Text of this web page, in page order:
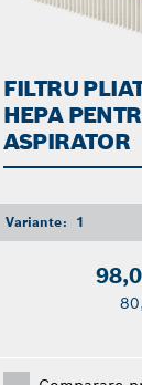
FILTRU
HEPA
ASPIRATOR
Variante: 1